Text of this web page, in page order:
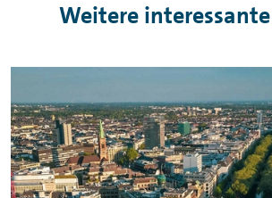
Weitere